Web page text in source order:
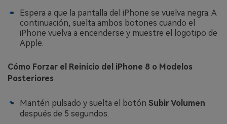
Espera a que la pantalla del iPhone se vuelva negra. A
continuación, suelta ambos botones cuando el
iPhone vuelva a encenderse y muestre el logotipo de
Apple.
Cómo Forzar el Reinicio del iPhone 8 o Modelos
Posteriores
Mantén pulsado y suelta el botón Subir Volumen
después de 5 segundos.